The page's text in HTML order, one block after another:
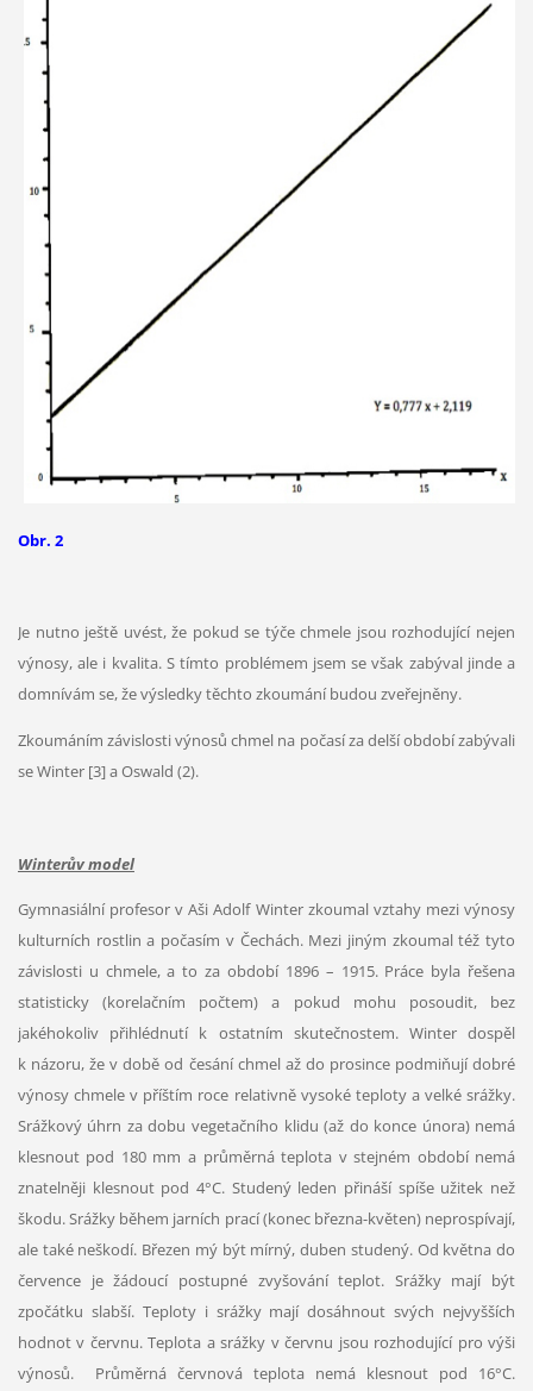
Obr. 2
Je nutno ještě uvést, že pokud se týče chmele jsou rozhodující nejen
výnosy, ale i kvalita. S tímto problémem jsem se však zabýval jinde a
domnívám se, že výsledky těchto zkoumání budou zveřejněny.
Zkoumáním závislosti výnosů chmel na počasí za delší období zabývali
se Winter [3] a Oswald (2).
Winterův model
Gymnasiální profesor v Aši Adolf Winter zkoumal vztahy mezi výnosy
kulturních rostlin a počasím v Čechách. Mezi jiným zkoumal též tyto
závislosti u chmele, a to za období 1896 – 1915. Práce byla řešena
statisticky (korelačním počtem) a pokud mohu posoudit, bez
jakéhokoliv přihlédnutí k ostatním skutečnostem. Winter dospěl
k názoru, že v době od česání chmel až do prosince podmiňují dobré
výnosy chmele v příštím roce relativně vysoké teploty a velké srážky.
Srážkový úhrn za dobu vegetačního klidu (až do konce února) nemá
klesnout pod 180 mm a průměrná teplota v stejném období nemá
znatelněji klesnout pod 4°C. Studený leden přináší spíše užitek než
škodu. Srážky během jarních prací (konec března-květen) neprospívají,
ale také neškodí. Březen mý být mírný, duben studený. Od května do
července je žádoucí postupné zvyšování teplot. Srážky mají být
zpočátku slabší. Teploty i srážky mají dosáhnout svých nejvyšších
hodnot v červnu. Teplota a srážky v červnu jsou rozhodující pro výši
výnosů. Průměrná červnová teplota nemá klesnout pod 16°C.